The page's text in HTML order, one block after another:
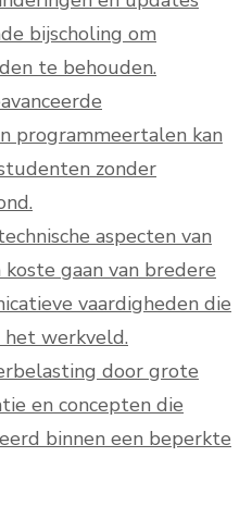
bijscholing om
te behouden.
programmeertalen kan
zonder
aspecten van
gaan van bredere
vaardigheden die
het werkveld.
door grote
en concepten die
binnen een beperkte